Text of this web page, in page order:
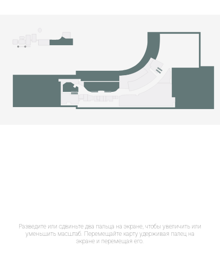
Разведите или сдвиньте два пальца на экране, чтобы увеличить или
уменьшить масштаб. Перемещайте карту удерживая палец на
экране и перемещая его.